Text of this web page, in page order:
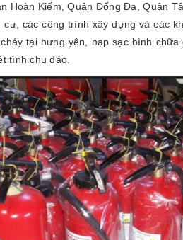
Hoàn Kiếm, Quận Đống Đa, Quận
cư, các công trình xây dựng và các
tại hưng yên, nạp sạc bình
tình chu đáo.